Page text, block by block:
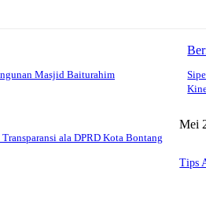
Masjid Baiturahim
ala DPRD Kota Bontang
Mei
Tips